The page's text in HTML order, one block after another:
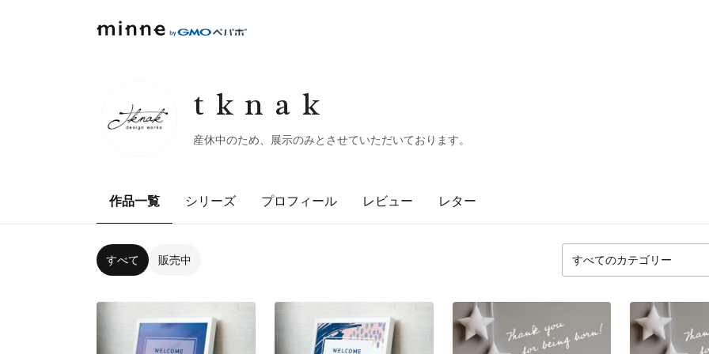
tknak
産休中のため、展示のみとさせていただいております。
作品一覧 シリーズ プロフィール レビュー レター
すべて 販売中